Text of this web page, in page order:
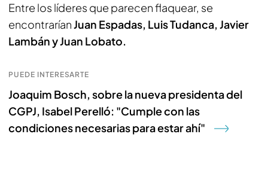
Entre los líderes que parecen flaquear, se
encontraríanJuan Espadas, Luis Tudanca, Javier
Lambán y Juan Lobato.
PUEDE INTERESARTE
Joaquim Bosch, sobre la nueva presidenta del
CGPJ, Isabel Perelló: "Cumple con las
condiciones necesarias para estar ahí"